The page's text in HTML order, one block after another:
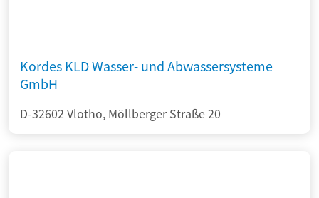
Kordes KLD Wasser- und Abwassersysteme
GmbH
D-32602 Vlotho, Möllberger Straße 20